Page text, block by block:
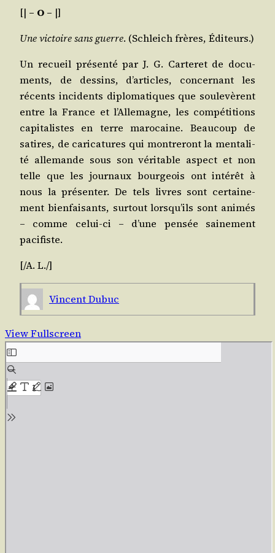
[| – O – |]
Une vic­toire sans guerre. (Schleich frères, Éditeurs.)
Un recueil pré­sen­té par J. G. Car­te­ret de docu­
ments, de des­sins, d’articles, concer­nant les
récents inci­dents diplo­ma­tiques que sou­le­vèrent
entre la France et l’Allemagne, les com­pé­ti­tions
capi­ta­listes en terre maro­caine. Beau­coup de
satires, de cari­ca­tures qui mon­tre­ront la men­ta­li­
té alle­mande sous son véri­table aspect et non
telle que les jour­naux bour­geois ont inté­rêt à
nous la pré­sen­ter. De tels livres sont cer­tai­ne­
ment bien­fai­sants, sur­tout lors­qu’ils sont ani­més
– comme celui-ci – d’une pen­sée sai­ne­ment
pacifiste.
[/​A. L./]
Vincent Dubuc
View Fullscreen